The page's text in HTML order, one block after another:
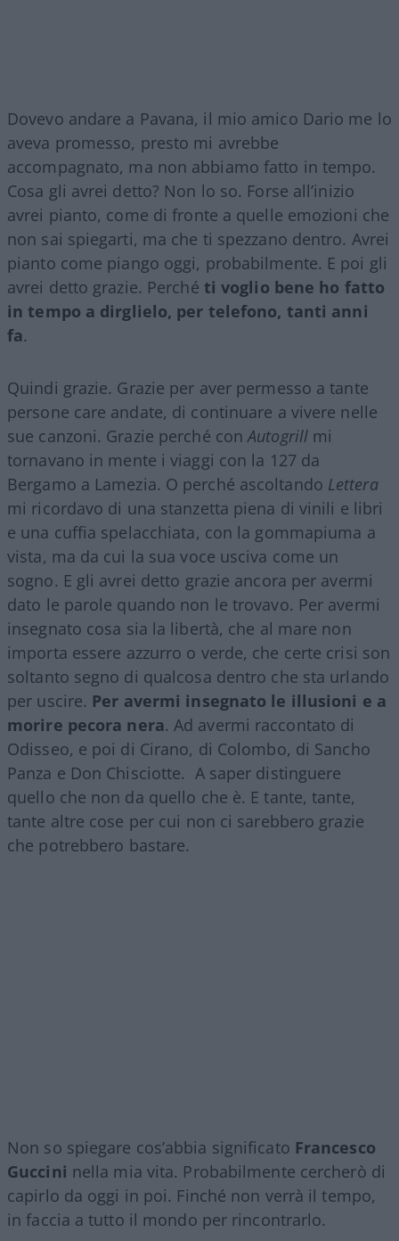
Dovevo andare a Pavana, il mio amico Dario me lo
aveva promesso, presto mi avrebbe
accompagnato, ma non abbiamo fatto in tempo.
Cosa gli avrei detto? Non lo so. Forse all’inizio
avrei pianto, come di fronte a quelle emozioni che
non sai spiegarti, ma che ti spezzano dentro. Avrei
pianto come piango oggi, probabilmente. E poi gli
avrei detto grazie. Perché ti voglio bene ho fatto
in tempo a dirglielo, per telefono, tanti anni
fa.
Quindi grazie. Grazie per aver permesso a tante
persone care andate, di continuare a vivere nelle
sue canzoni. Grazie perché conAutogrill mi
tornavano in mente i viaggi con la 127 da
Bergamo a Lamezia. O perché ascoltando Lettera
mi ricordavo di una stanzetta piena di vinili e libri
e una cuffia spelacchiata, con la gommapiuma a
vista, ma da cui la sua voce usciva come un
sogno. E gli avrei detto grazie ancora per avermi
dato le parole quando non le trovavo. Per avermi
insegnato cosa sia la libertà, che al mare non
importa essere azzurro o verde, che certe crisi son
soltanto segno di qualcosa dentro che sta urlando
per uscire. Per avermi insegnato le illusioni e a
morire pecora nera. Ad avermi raccontato di
Odisseo, e poi di Cirano, di Colombo, di Sancho
Panza e Don Chisciotte. A saper distinguere
quello che non da quello che è. E tante, tante,
tante altre cose per cui non ci sarebbero grazie
che potrebbero bastare.
Non so spiegare cos’abbia significato Francesco
Guccini nella mia vita. Probabilmente cercherò di
capirlo da oggi in poi. Finché non verrà il tempo,
in faccia a tutto il mondo per rincontrarlo.